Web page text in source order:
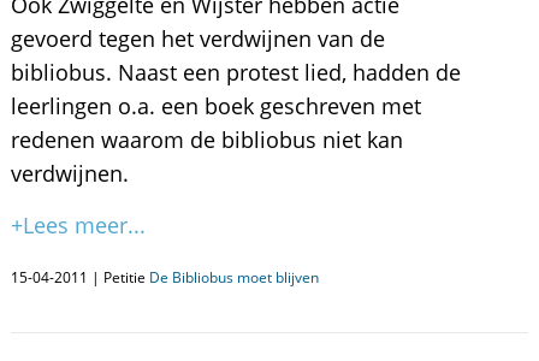
gevoerd tegen het verdwijnen van de
bibliobus. Naast een protest lied, hadden de
leerlingen o.a. een boek geschreven met
redenen waarom de bibliobus niet kan
verdwijnen.
+Lees meer...
15-04-2011 | Petitie De Bibliobus moet blijven